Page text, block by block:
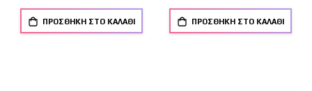
ΠΡΟΣΘΉΚΗ ΣΤΟ ΚΑΛΆΘΙ ΠΡΟΣΘΉΚΗ ΣΤΟ ΚΑΛΆΘΙ